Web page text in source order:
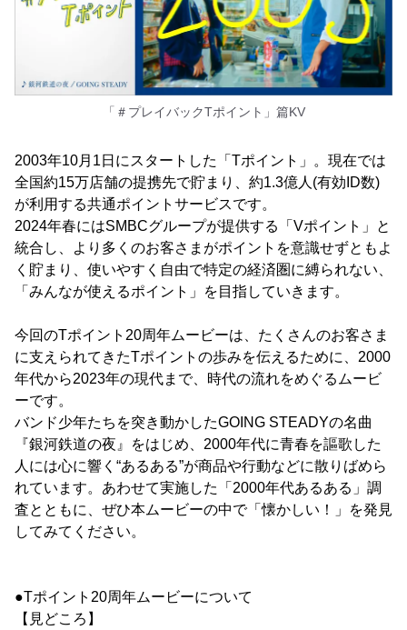
「＃プレイバックTポイント」篇KV
2003年10月1日にスタートした「Tポイント」。現在では
全国約15万店舗の提携先で貯まり、約1.3億人(有効ID数)
が利用する共通ポイントサービスです。
2024年春にはSMBCグループが提供する「Vポイント」と
統合し、より多くのお客さまがポイントを意識せずともよ
く貯まり、使いやすく自由で特定の経済圏に縛られない、
「みんなが使えるポイント」を目指していきます。
今回のTポイント20周年ムービーは、たくさんのお客さま
に支えられてきたTポイントの歩みを伝えるために、2000
年代から2023年の現代まで、時代の流れをめぐるムービ
ーです。
バンド少年たちを突き動かしたGOING STEADYの名曲
『銀河鉄道の夜』をはじめ、2000年代に青春を謳歌した
人には心に響く“あるある”が商品や行動などに散りばめら
れています。あわせて実施した「2000年代あるある」調
査とともに、ぜひ本ムービーの中で「懐かしい！」を発見
してみてください。
●Tポイント20周年ムービーについて
【見どころ】